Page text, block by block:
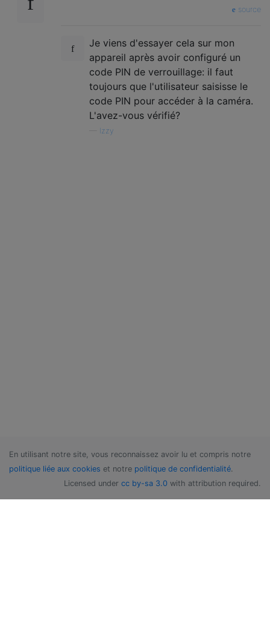
source
Je viens d'essayer cela sur mon
appareil après avoir configuré un
code PIN de verrouillage: il faut
toujours que l'utilisateur saisisse le
code PIN pour accéder à la caméra.
L'avez-vous vérifié?
Izzy
En utilisant notre site, vous reconnaissez avoir lu et compris notre
politique liée aux cookies et notre politique de confidentialité.
Licensed under cc by-sa 3.0 with attribution required.